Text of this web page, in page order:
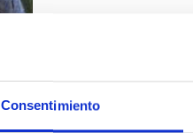
Consentimiento
PRESS RELEASE